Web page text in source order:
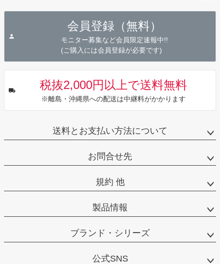
会員登録（無料）
モニター募集など会員限定速報中!!
(ご購入には会員登録が必要です)
税抜2,000円以上で送料無料
※離島・沖縄県への配送は中継料がかかります
送料とお支払い方法について
お問合せ先
規約 他
製品情報
ブランド・シリーズ
公式SNS